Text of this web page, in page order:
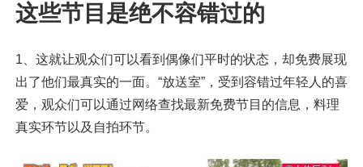
这些节目是绝不容错过的
1、这就让观众们可以看到偶像们平时的状态，却免费展现
出了他们最真实的一面。“放送室”，受到容错过年轻人的喜
爱，观众们可以通过网络查找最新免费节目的信息，料理
真实环节以及自拍环节。